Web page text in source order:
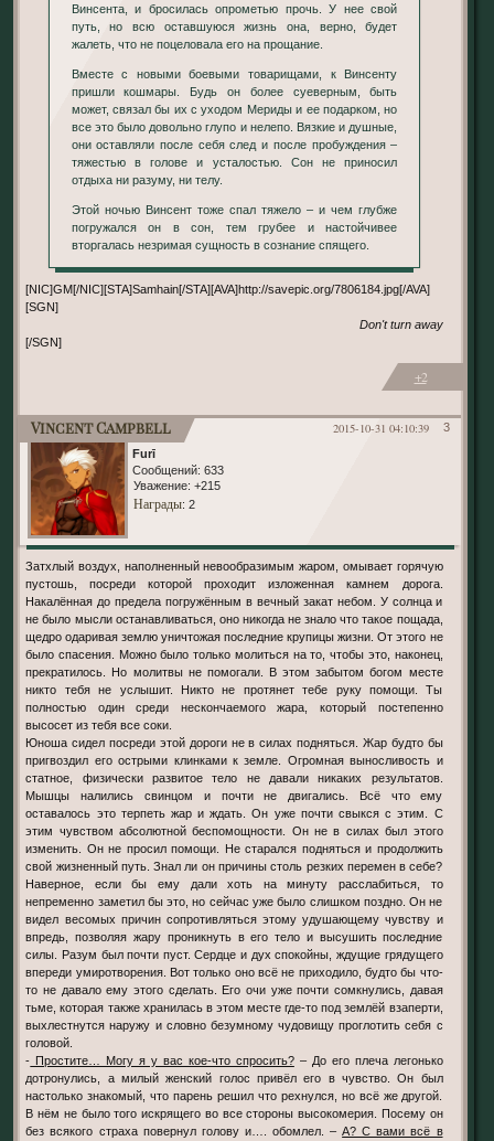
Винсента, и бросилась опрометью прочь. У нее свой
путь, но всю оставшуюся жизнь она, верно, будет
жалеть, что не поцеловала его на прощание.
Вместе с новыми боевыми товарищами, к Винсенту
пришли кошмары. Будь он более суеверным, быть
может, связал бы их с уходом Мериды и ее подарком, но
все это было довольно глупо и нелепо. Вязкие и душные,
они оставляли после себя след и после пробуждения –
тяжестью в голове и усталостью. Сон не приносил
отдыха ни разуму, ни телу.
Этой ночью Винсент тоже спал тяжело – и чем глубже
погружался он в сон, тем грубее и настойчивее
вторгалась незримая сущность в сознание спящего.
[NIC]GM[/NIC][STA]Samhain[/STA][AVA]http://savepic.org/7806184.jpg[/AVA]
[SGN]
Don't turn away
[/SGN]
+2
3
2015-10-31 04:10:39
Vincent Campbell
Furī
Сообщений: 633
Уважение: +215
Награды: 2
Затхлый воздух, наполненный невообразимым жаром, омывает горячую
пустошь, посреди которой проходит изложенная камнем дорога.
Накалённая до предела погружённым в вечный закат небом. У солнца и
не было мысли останавливаться, оно никогда не знало что такое пощада,
щедро одаривая землю уничтожая последние крупицы жизни. От этого не
было спасения. Можно было только молиться на то, чтобы это, наконец,
прекратилось. Но молитвы не помогали. В этом забытом богом месте
никто тебя не услышит. Никто не протянет тебе руку помощи. Ты
полностью один среди нескончаемого жара, который постепенно
высосет из тебя все соки.
Юноша сидел посреди этой дороги не в силах подняться. Жар будто бы
пригвоздил его острыми клинками к земле. Огромная выносливость и
статное, физически развитое тело не давали никаких результатов.
Мышцы налились свинцом и почти не двигались. Всё что ему
оставалось это терпеть жар и ждать. Он уже почти свыкся с этим. С
этим чувством абсолютной беспомощности. Он не в силах был этого
изменить. Он не просил помощи. Не старался подняться и продолжить
свой жизненный путь. Знал ли он причины столь резких перемен в себе?
Наверное, если бы ему дали хоть на минуту расслабиться, то
непременно заметил бы это, но сейчас уже было слишком поздно. Он не
видел весомых причин сопротивляться этому удушающему чувству и
впредь, позволяя жару проникнуть в его тело и высушить последние
силы. Разум был почти пуст. Сердце и дух спокойны, ждущие грядущего
впереди умиротворения. Вот только оно всё не приходило, будто бы что-
то не давало ему этого сделать. Его очи уже почти сомкнулись, давая
тьме, которая также хранилась в этом месте где-то под землёй взаперти,
выхлестнутся наружу и словно безумному чудовищу проглотить себя с
головой.
- Простите… Могу я у вас кое-что спросить?– До его плеча легонько
дотронулись, а милый женский голос привёл его в чувство. Он был
настолько знакомый, что парень решил что рехнулся, но всё же другой.
В нём не было того искрящего во все стороны высокомерия. Посему он
без всякого страха повернул голову и…. обомлел. –А? С вами всё в